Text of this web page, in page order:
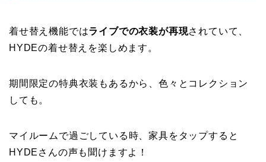
着せ替え機能ではライブでの衣装が再現されていて、
HYDEの着せ替えを楽しめます。
期間限定の特典衣装もあるから、色々とコレクション
しても。
マイルームで過ごしている時、家具をタップすると
HYDEさんの声も聞けますよ！